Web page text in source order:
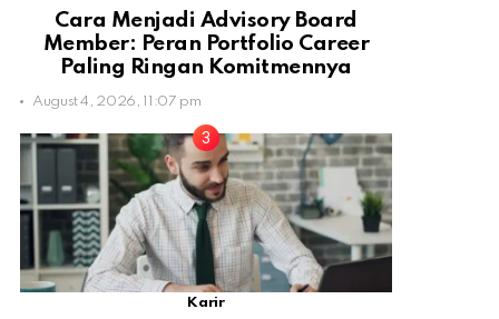
Cara Menjadi Advisory Board
Member: Peran Portfolio Career
Paling Ringan Komitmennya
August 4, 2026, 11:07 pm
Karir